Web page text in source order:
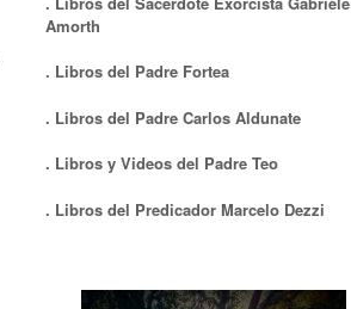
Amorth
. Libros del Padre Fortea
. Libros del Padre Carlos Aldunate
. Libros y Videos del Padre Teo
. Libros del Predicador Marcelo Dezzi